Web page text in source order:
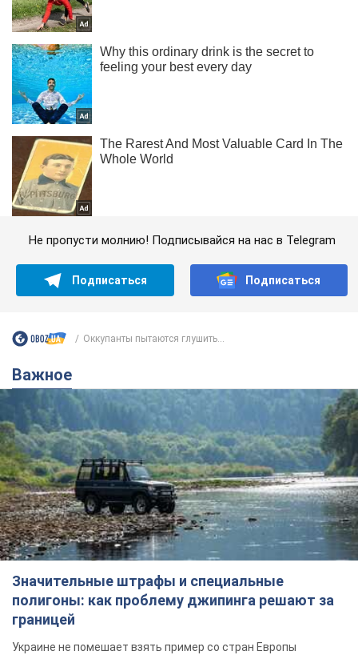
Не пропусти молнию! Подписывайся на нас в Telegram
Подписаться Подписаться
Оккупанты пытаются глушить...
Важное
Значительные штрафы и специальные
полигоны: как проблему джипинга решают за
границей
Украине не помешает взять пример со стран Европы